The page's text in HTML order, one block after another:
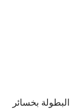
بخسائر